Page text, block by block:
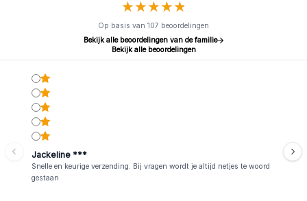
★★★★★
★★★★★
Op basis van 107 beoordelingen
Bekijk alle beoordelingen van de familie
Bekijk alle beoordelingen
Jackeline ***
Snelle en keurige verzending. Bij vragen wordt je altijd netjes te woord
gestaan